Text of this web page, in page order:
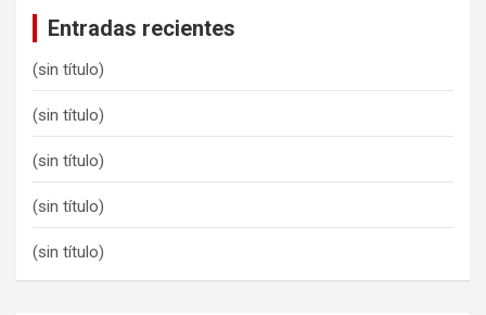
Entradas recientes
(sin título)
(sin título)
(sin título)
(sin título)
(sin título)